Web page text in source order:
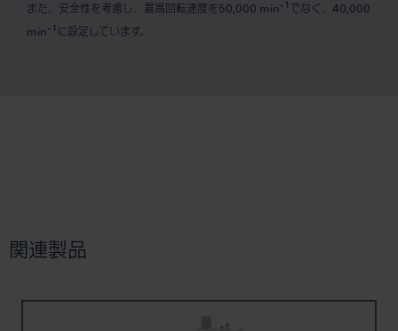
また、安全性を考慮し、最高回転速度を50,000 min -1 でなく、40,000
min -1 に設定しています。
関連製品